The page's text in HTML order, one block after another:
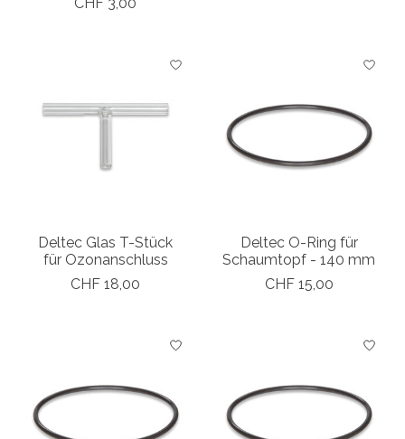
Deltec Glas T-Stück
für Ozonanschluss
CHF 18,00
Deltec O-Ring für
Schaumtopf - 140 mm
CHF 15,00